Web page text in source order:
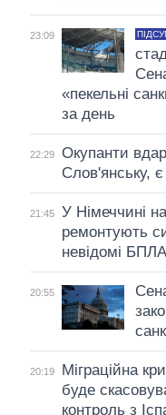
23:09
«пекельні
за день
22:29
Окупанти
Слов'янську, є
21:45
У Німеччині
ремонтують
невідомі БПЛА
20:55
20:19
Міграційна
буде
контроль з